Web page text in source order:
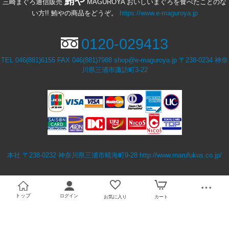
プライバシーポリシーをご確認ください。
三崎まぐろ通信販売
MAGUROYA おいしいまぐろを食べたことのな
い方!! 鮪やの商品をどうぞ。
https://www.e-maguroya.jp
0120-029413
TEL 046(881)6155 FAX 046(881)7988 shop@e-maguroya.jp 〒238-0234 神奈
川県三浦市諏訪町3-22
本社 〒238-0232 神奈川県三浦市晴海町9-28 http://www.marufukus.co.jp/
トップ ログイン お気に入り カート